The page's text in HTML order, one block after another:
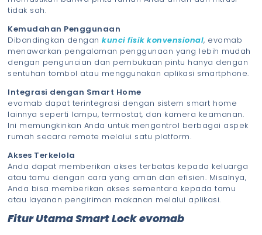
tidak sah.
Kemudahan Penggunaan
Dibandingkan dengankunci fisik konvensional, evomab
menawarkan pengalaman penggunaan yang lebih mudah
dengan penguncian dan pembukaan pintu hanya dengan
sentuhan tombol atau menggunakan aplikasi smartphone.
Integrasi dengan Smart Home
evomab dapat terintegrasi dengan sistem smart home
lainnya seperti lampu, termostat, dan kamera keamanan.
Ini memungkinkan Anda untuk mengontrol berbagai aspek
rumah secara remote melalui satu platform.
Akses Terkelola
Anda dapat memberikan akses terbatas kepada keluarga
atau tamu dengan cara yang aman dan efisien. Misalnya,
Anda bisa memberikan akses sementara kepada tamu
atau layanan pengiriman makanan melalui aplikasi.
Fitur Utama Smart Lock evomab